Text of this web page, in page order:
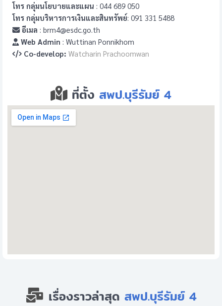
โทร กลุ่มนโยบายและแผน : 044 689 050
โทร กลุ่มบริหารการเงินและสินทรัพย์: 091 331 5488
อีเมล : brm4@esdc.go.th
Web Admin : Wuttinan Ponnikhom
Co-develop: Watcharin Prachoomwan
ที่ตั้ง สพป.บุรีรัมย์ 4
เรื่องราวล่าสุด สพป.บุรีรัมย์ 4